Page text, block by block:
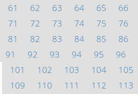
61
62 63 64 65 66
71
72 73 74 75 76
81
82 83 84 85 86
91
92 93 94 95 96
101
102 103 104 105
109
110 111 112 113